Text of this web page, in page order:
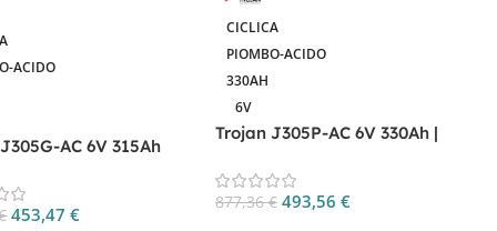
ACIDO
AC 6V 315Ah
453,47€
CICLICA
PIOMBO-ACIDO
330AH
6V
Trojan J305P-AC 6V 330Ah |
877,36€ 493,56€